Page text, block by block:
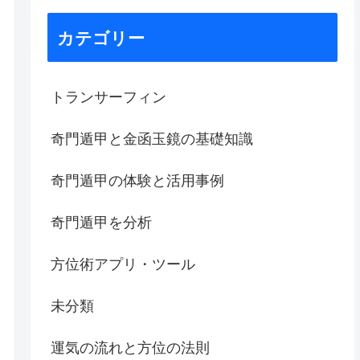
カテゴリー
トランサーフィン
奇門遁甲と金函玉鏡の基礎知識
奇門遁甲の体験と活用事例
奇門遁甲を分析
方位術アプリ・ツール
未分類
運気の流れと方位の法則